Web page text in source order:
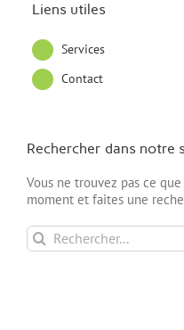
Liens utiles
Services
Contact
Rechercher dans notre
Vous ne trouvez pas ce
moment et faites une
Rechercher: